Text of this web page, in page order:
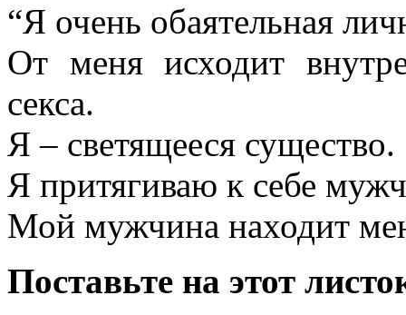
“Я очень обаятельная
От меня исходит
секса.
Я – светя­щееся существо.
Я притягиваю к себе
Мой мужчина находит
Поставьте на этот